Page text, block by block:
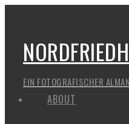
EIN FOTOGRAFISCHER
ABOUT